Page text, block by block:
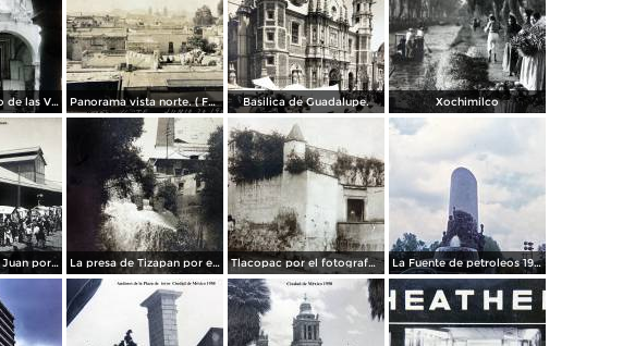
Patio del colegio de las Vizcainas por el fotografo Hugo Brehme. Panorama vista norte. ( Fechada el 20 de Junio de 1905 ). Basilica de Guadalupe. Xochimilco
Mercado de San Juan por el fotografo Felix Miret La presa de Tizapan por el fotografo Fernando Kososky. ( Circulada el 22 de Diembre de 1910 ). Tlacopac por el fotografo Hugo Brehme. La Fuente de petroleos 1950.